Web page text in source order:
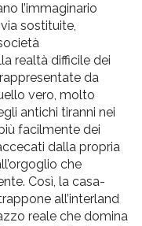
l’immaginario
sostituite,
realtà difficile dei
da
vero, molto
antichi tiranni nei
facilmente dei
dalla propria
che
Così, la casa-
all’interland
reale che domina